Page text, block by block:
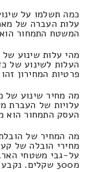
כמה תשלמו על
עלות העברה של
המשטח התמחור הוא 640 ומקסימום 260 ש"ח.
מהי עלות שינוע של
העלות לשינוע של
פרטיות המחירון זהו
מה מחיר שינוע של
עלויות של העברת
העסק התמחור הוא מתחיל
מה המחיר של
מחירי הובלה של
על-גבי משטחי
מ300 שקלים. נקבע לפי כמה וכמה.